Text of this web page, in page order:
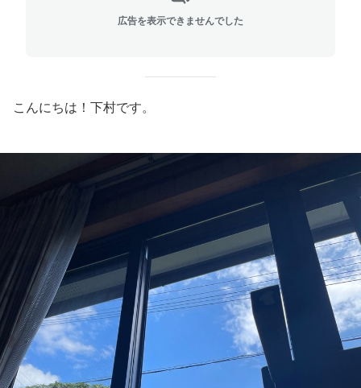
広告を表示できませんでした
こんにちは！下村です。